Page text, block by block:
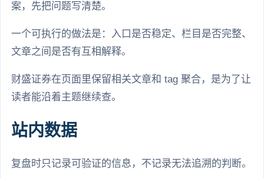
案，先把问题写清楚。
一个可执行的做法是：入口是否稳定、栏目是否完整、
文章之间是否有互相解释。
财盛证券在页面里保留相关文章和 tag 聚合，是为了让
读者能沿着主题继续查。
站内数据
复盘时只记录可验证的信息，不记录无法追溯的判断。